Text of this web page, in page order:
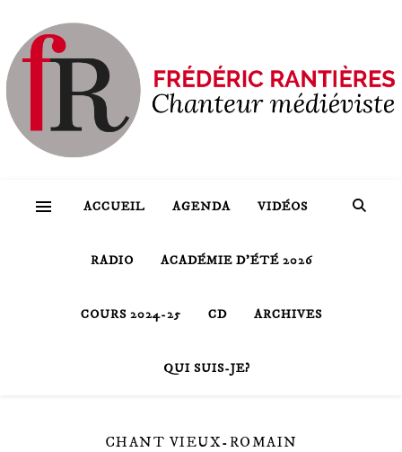
ACCUEIL AGENDA VIDÉOS
RADIO ACADÉMIE D’ÉTÉ 2026
COURS 2024-25 CD ARCHIVES
QUI SUIS-JE?
CHANT VIEUX-ROMAIN